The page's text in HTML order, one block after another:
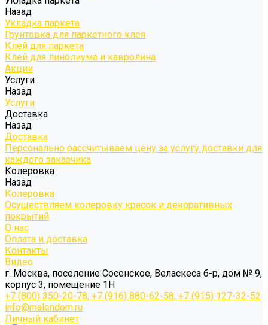
Назад
Укладка паркета
Грунтовка для паркетного клея
Клей для паркета
Клей для линолиума и кавролина
Акции
Услуги
Назад
Услуги
Доставка
Назад
Доставка
Персонально рассчитываем цену за услугу доставки для
каждого заказчика
Колеровка
Назад
Колеровка
Осуществляем колеровку красок и декоративных
покрытий
О нас
Оплата и доставка
Контакты
Видео
г. Москва, поселение Сосенское, Веласкеса б-р, дом № 9,
корпус 3, помещение 1Н
+7 (800) 350-20-78, +7 (916) 880-62-58, +7 (915) 127-32-52
info@malendom.ru
Личный кабинет